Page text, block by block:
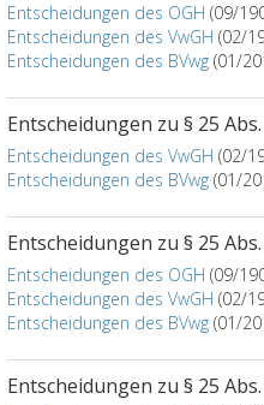
Entscheidungen des OGH (09/
Entscheidungen des VwGH (02/
Entscheidungen des BVwg (01/
Entscheidungen zu § 25
Entscheidungen des VwGH (02/
Entscheidungen des BVwg (01/
Entscheidungen zu § 25
Entscheidungen des OGH (09/
Entscheidungen des VwGH (02/
Entscheidungen des BVwg (01/
Entscheidungen zu § 25